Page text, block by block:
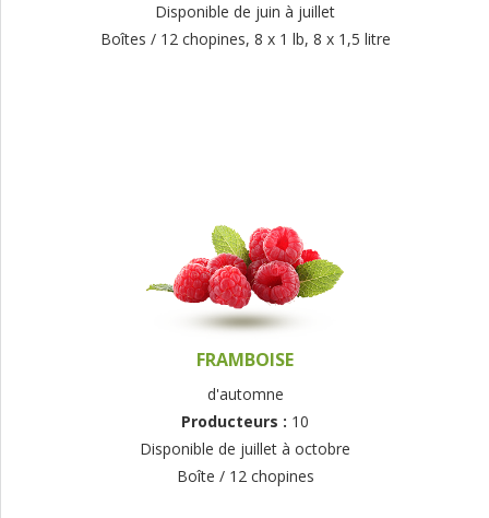
Disponible de juin à juillet
Boîtes / 12 chopines, 8 x 1 lb, 8 x 1,5 litre
FRAMBOISE
d'automne
Producteurs : 10
Disponible de juillet à octobre
Boîte / 12 chopines